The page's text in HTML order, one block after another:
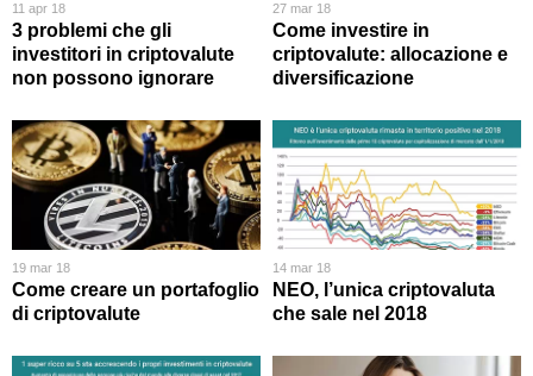
11 apr 18
3 problemi che gli
investitori in criptovalute
non possono ignorare
27 mar 18
Come investire in
criptovalute: allocazione e
diversificazione
19 mar 18
Come creare un portafoglio
di criptovalute
14 mar 18
NEO, l’unica criptovaluta
che sale nel 2018